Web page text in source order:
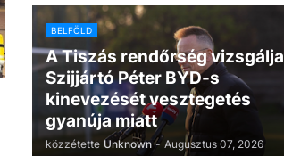
BELFÖLD
A Tiszás rendőrség vizsgálja
Szijjártó Péter BYD-s
kinevezését vesztegetés
gyanúja miatt
közzétette Unknown - Augusztus 07, 2026